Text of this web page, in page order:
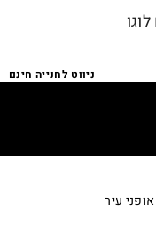
ניווט לחנייה חינם
אופני עיר